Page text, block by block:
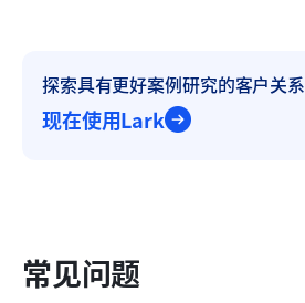
探索具有更好案例研究的客户关系
现在使用Lark
常见问题